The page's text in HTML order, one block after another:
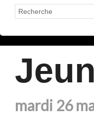
mardi 26